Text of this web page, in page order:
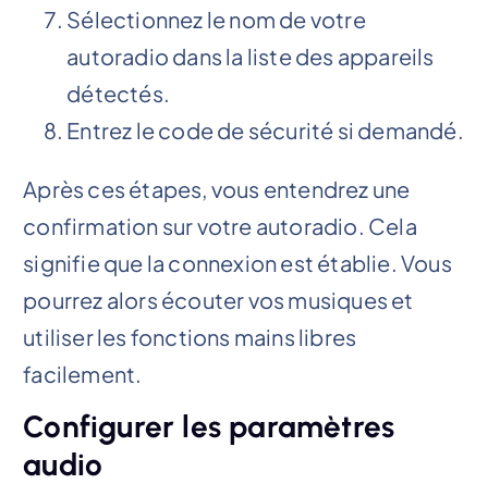
Sélectionnez le nom de votre
autoradio dans la liste des appareils
détectés.
Entrez le code de sécurité si demandé.
Après ces étapes, vous entendrez une
confirmation sur votre autoradio. Cela
signifie que la connexion est établie. Vous
pourrez alors écouter vos musiques et
utiliser les fonctions mains libres
facilement.
Configurer les paramètres
audio